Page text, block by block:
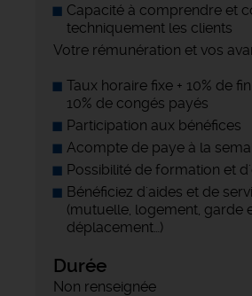
Capacité à comprendre et
techniquement les clients
Votre rémunération et vos
Taux horaire fixe + 10% de
10% de congés payés
Participation aux bénéfices
Acompte de paye à la
Possibilité de formation et
Bénéficiez d'aides et de
(mutuelle, logement, garde
déplacement…)
Durée
Non renseignée